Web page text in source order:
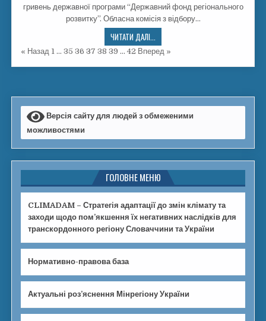
гривень державної програми “Державний фонд регіонального
розвитку”. Обласна комісія з відбору…
ЧИТАТИ ДАЛІ...
« Назад 1 … 35 36 37 38 39 … 42 Вперед »
Версія сайту для людей з обмеженими
можливостями
ГОЛОВНЕ МЕНЮ
CLIMADAM – Стратегія адаптації до змін клімату та
заходи щодо пом’якшення їх негативних наслідків для
транскордонного регіону Словаччини та України
Нормативно-правова база
Актуальні роз’яснення Мінрегіону України